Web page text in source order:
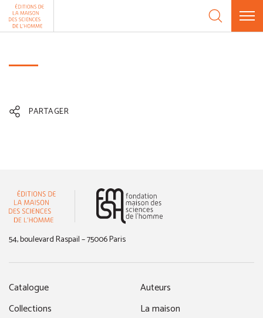
Aller au contenu
PARTAGER
54, boulevard Raspail – 75006 Paris
Catalogue
Collections
Auteurs
La maison
Panneau de gestion des cookies